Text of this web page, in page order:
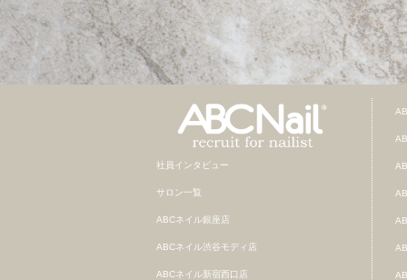
社員インタビュー
サロン一覧
ABCネイル銀座店
ABCネイル渋谷モディ店
ABCネイル新宿西口店